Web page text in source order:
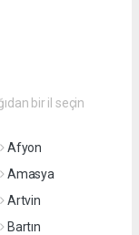
bir il seçin
Afyon
Amasya
Artvin
Bartın